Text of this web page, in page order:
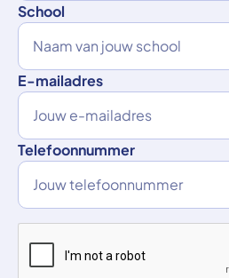
School
E-mailadres
Telefoonnummer